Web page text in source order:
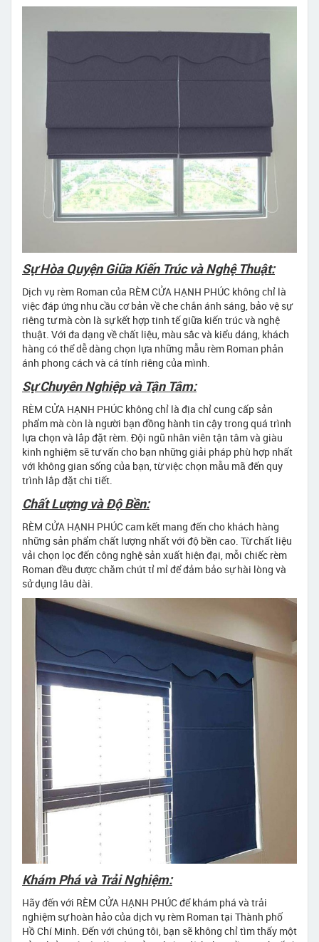
Sự Hòa Quyện Giữa Kiến Trúc và Nghệ Thuật:
Dịch vụ rèm Roman của RÈM CỬA HẠNH PHÚC không chỉ là
việc đáp ứng nhu cầu cơ bản về che chắn ánh sáng, bảo vệ sự
riêng tư mà còn là sự kết hợp tinh tế giữa kiến trúc và nghệ
thuật. Với đa dạng về chất liệu, màu sắc và kiểu dáng, khách
hàng có thể dễ dàng chọn lựa những mẫu rèm Roman phản
ánh phong cách và cá tính riêng của mình.
Sự Chuyên Nghiệp và Tận Tâm:
RÈM CỬA HẠNH PHÚC không chỉ là địa chỉ cung cấp sản
phẩm mà còn là người bạn đồng hành tin cậy trong quá trình
lựa chọn và lắp đặt rèm. Đội ngũ nhân viên tận tâm và giàu
kinh nghiệm sẽ tư vấn cho bạn những giải pháp phù hợp nhất
với không gian sống của bạn, từ việc chọn mẫu mã đến quy
trình lắp đặt chi tiết.
Chất Lượng và Độ Bền:
RÈM CỬA HẠNH PHÚC cam kết mang đến cho khách hàng
những sản phẩm chất lượng nhất với độ bền cao. Từ chất liệu
vải chọn lọc đến công nghệ sản xuất hiện đại, mỗi chiếc rèm
Roman đều được chăm chút tỉ mỉ để đảm bảo sự hài lòng và
sử dụng lâu dài.
Khám Phá và Trải Nghiệm:
Hãy đến với RÈM CỬA HẠNH PHÚC để khám phá và trải
nghiệm sự hoàn hảo của dịch vụ rèm Roman tại Thành phố
Hồ Chí Minh. Đến với chúng tôi, bạn sẽ không chỉ tìm thấy một